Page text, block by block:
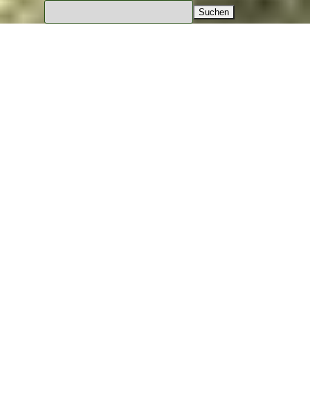
Suchen